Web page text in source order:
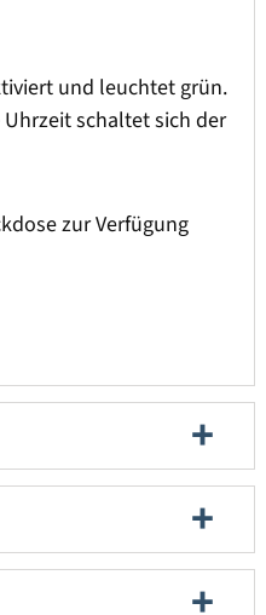
und leuchtet grün.
schaltet sich der
zur Verfügung